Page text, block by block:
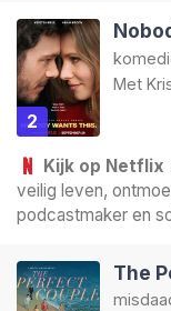
2
Met
Kijk op Netflix
veilig leven,
podcastmaker en
The